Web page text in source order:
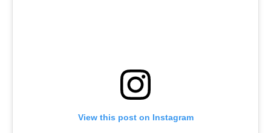
View this post on Instagram